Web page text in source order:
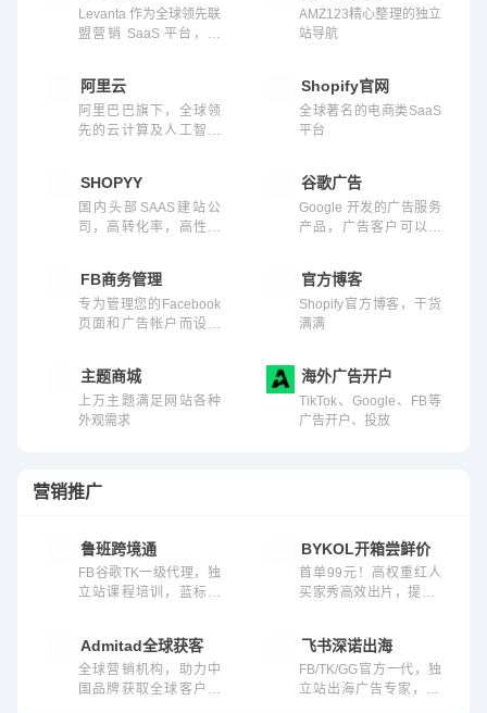
Levanta 作为全球领先联
盟营销 SaaS 平台，帮
化站外推广管理平台。
AMZ123精心整理的独立
站导航
阿里云
阿里巴巴旗下，全球领
先的云计算及人工智能
Shopify官网
全球著名的电商类SaaS
平台
SHOPYY
国内头部SAAS建站公
司，高转化率，高性价
谷歌广告
Google 开发的广告服务
产品，广告客户可以在
频等
FB商务管理
专为管理您的Facebook
页面和广告帐户而设计
官方博客
Shopify官方博客，干货
满满
主题商城
上万主题满足网站各种
外观需求
海外广告开户
TikTok、Google、FB等
广告开户、投放
营销推广
鲁班跨境通
FB谷歌TK一级代理，独
立站课程培训，蓝标旗
BYKOL开箱尝鲜价
首单99元！高权重红人
买家秀高效出片，提升li
Admitad全球获客
全球营销机构，助力中
国品牌获取全球客户与
飞书深诺出海
FB/TK/GG官方一代，独
立站出海广告专家，50